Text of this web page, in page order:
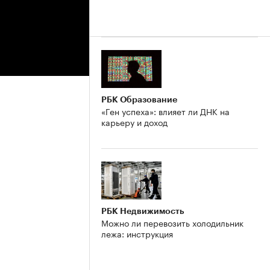
РБК Образование
«Ген успеха»: влияет ли ДНК на
карьеру и доход
РБК Недвижимость
Можно ли перевозить холодильник
лежа: инструкция